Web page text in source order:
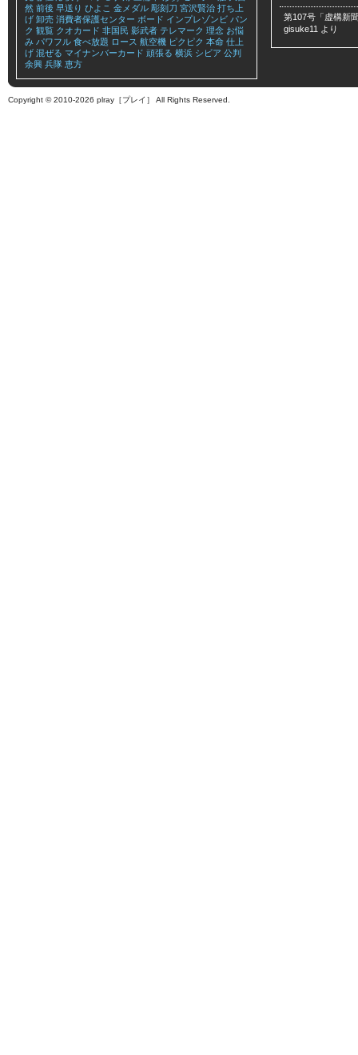
然 前後 早送り ひよこ 金メダル 彫刻刀 宮沢賢治 打ち上
げ 卸売 消費者保護センター ボード インプレゾンビ パン
ク 観覧 クオカード 非国民 影武者 テレマーク 理念 お悩
み パワフル 食べ放題 ロース 航空機 ピクピク 本命 仕上
げ 混ぜる マイナンバーカード 頑張る 横浜 シビア 公判
余興 兵隊 恵方
第107号「虚構新
gisuke11 より
Copyright © 2010-2026 plray［プレイ］ All Rights Reserved.